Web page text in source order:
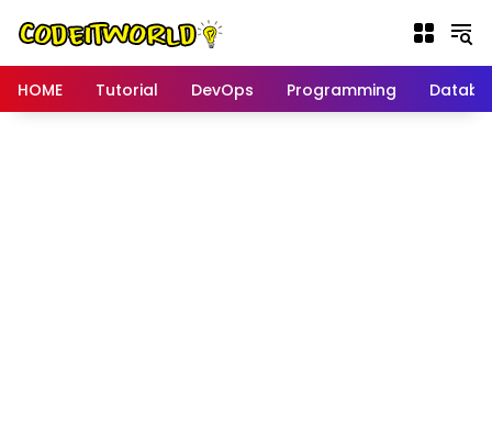
HOME
Tutorial DevOps Programming